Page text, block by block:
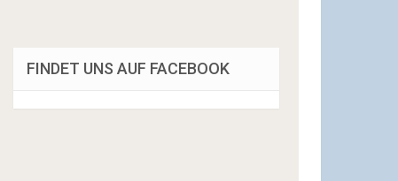
FINDET UNS AUF FACEBOOK